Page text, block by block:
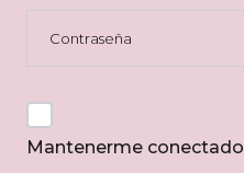
Mantenerme conectado